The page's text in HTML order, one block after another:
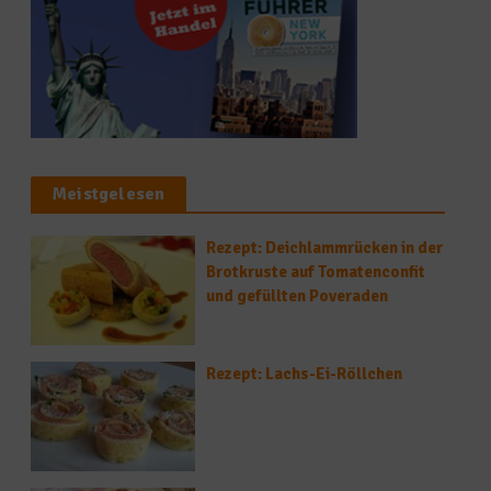
Meistgelesen
Rezept: Deichlammrücken in der
Brotkruste auf Tomatenconfit
und gefüllten Poveraden
Rezept: Lachs-Ei-Röllchen